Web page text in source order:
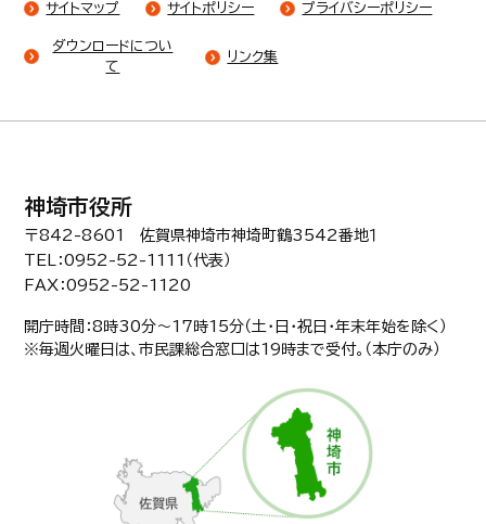
サイトマップ サイトポリシー プライバシーポリシー
ダウンロードについ
て
リンク集
神埼市役所
〒842-8601 佐賀県神埼市神埼町鶴3542番地１
TEL：0952-52-1111（代表）
FAX：0952-52-1120
開庁時間：8時30分〜17時15分（土・日・祝日・年末年始を除く）
※毎週火曜日は、市民課総合窓口は19時まで受付。（本庁のみ）